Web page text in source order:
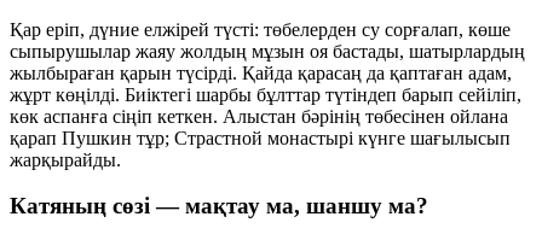
Қар еріп, дүние елжірей түсті: төбелерден су сорғалап, көше
сыпырушылар жаяу жолдың мұзын оя бастады, шатырлардың
жылбыраған қарын түсірді. Қайда қарасаң да қаптаған адам,
жұрт көңілді. Биіктегі шарбы бұлттар түтіндеп барып сейіліп,
көк аспанға сіңіп кеткен. Алыстан бәрінің төбесінен ойлана
қарап Пушкин тұр; Страстной монастырі күнге шағылысып
жарқырайды.
Катяның сөзі — мақтау ма, шаншу ма?